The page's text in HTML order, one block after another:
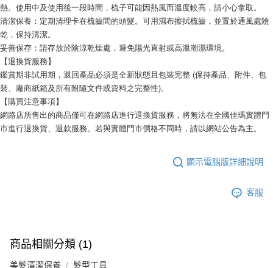
熱。使用中及使用後一段時間，梳子可能因熱風而溫度較高，請小心拿取。
清潔保養：定期清理卡在梳齒間的頭髮。可用濕布擦拭梳齒，並置於通風處陰
乾，保持清潔。
妥善保存：請存放於陰涼乾燥處，避免陽光直射或高溫潮濕環境。
【退換貨服務】
鑑賞期非試用期，退回產品必須是全新狀態且包裝完整 (保持產品、附件、包
裝、廠商紙箱及所有附隨文件或資料之完整性)。
【購買注意事項】
網路店所售出的商品僅可在網路店進行退換貨服務，將無法在全國佳瑪實體門
市進行退換貨、退款服務。若與實體門市價格不同時，請以網站公告為主。
顯示電腦版詳細說明
客服
商品相關分類 (1)
美髮清潔保養 髮型工具